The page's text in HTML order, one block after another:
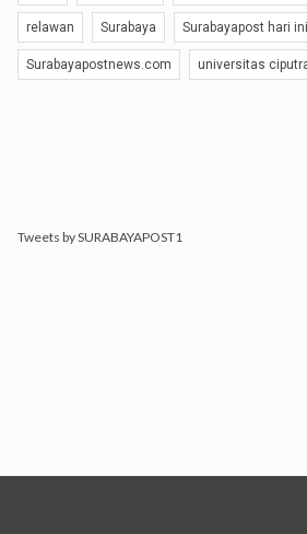
relawan Surabaya Surabayapost hari ini
Surabayapostnews.com universitas
Tweets by SURABAYAPOST1